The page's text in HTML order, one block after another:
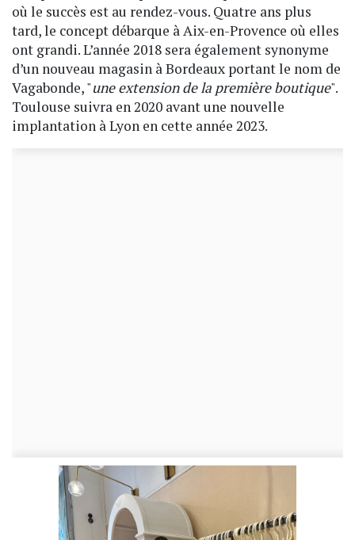
où le succès est au rendez-vous. Quatre ans plus
tard, le concept débarque à Aix-en-Provence où elles
ont grandi. L’année 2018 sera également synonyme
d’un nouveau magasin à Bordeaux portant le nom de
Vagabonde, "une extension de la première boutique".
Toulouse suivra en 2020 avant une nouvelle
implantation à Lyon en cette année 2023.